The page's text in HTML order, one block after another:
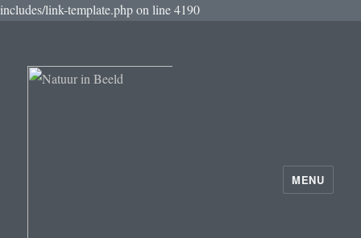
includes/link-template.php on line 4190
MENU